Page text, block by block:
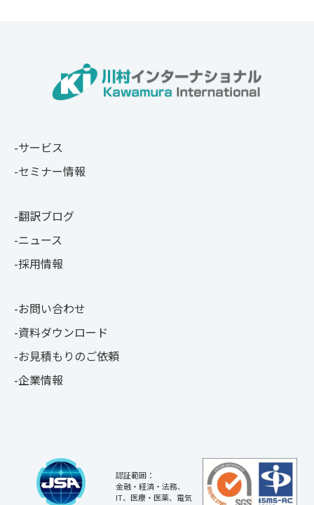
サービス
セミナー情報
翻訳ブログ
ニュース
採用情報
お問い合わせ
資料ダウンロード
お見積もりのご依頼
企業情報
認証範囲：
金融・経済・法務、
IT、医療・医薬、電気